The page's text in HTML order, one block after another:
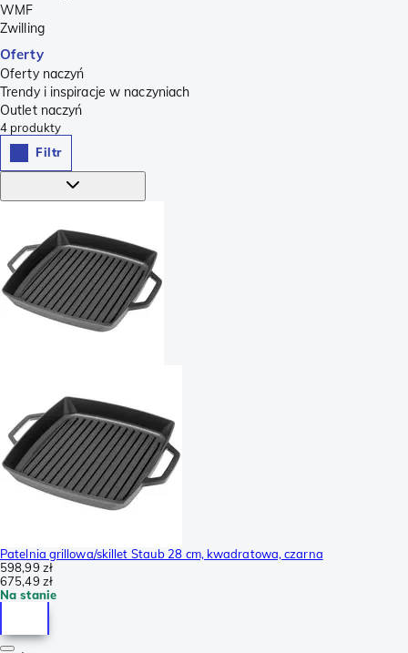
WMF
Zwilling
Oferty
Oferty naczyń
Trendy i inspiracje w naczyniach
Outlet naczyń
4 produkty
Filtr
Patelnia grillowa/skillet Staub 28 cm, kwadratowa, czarna
598,99 zł
675,49 zł
Na stanie